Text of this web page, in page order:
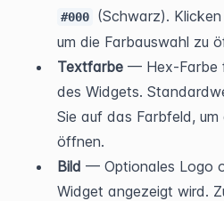
#000
(Schwarz).
um die Farbauswahl zu
Textfarbe — Hex-Farbe
des Widgets.
Sie auf das Farbfeld,
öffnen.
Bild — Optionales Logo
Widget angezeigt wird.